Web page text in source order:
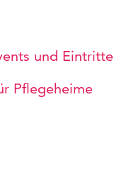
und Eintritte
Pflegeheime